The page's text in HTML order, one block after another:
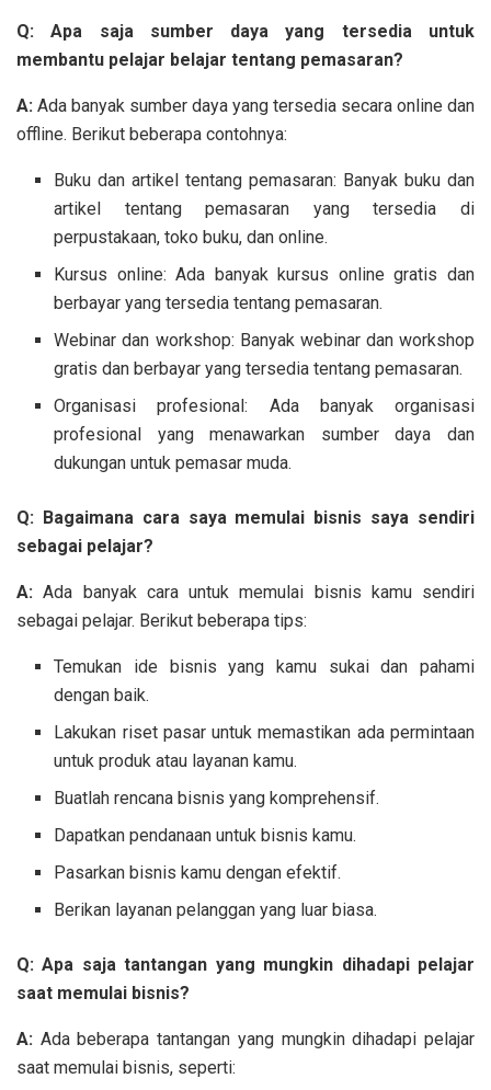
Q: Apa saja sumber daya yang tersedia untuk
membantu pelajar belajar tentang pemasaran?
A: Ada banyak sumber daya yang tersedia secara online dan
offline. Berikut beberapa contohnya:
Buku dan artikel tentang pemasaran: Banyak buku dan
artikel tentang pemasaran yang tersedia di
perpustakaan, toko buku, dan online.
Kursus online: Ada banyak kursus online gratis dan
berbayar yang tersedia tentang pemasaran.
Webinar dan workshop: Banyak webinar dan workshop
gratis dan berbayar yang tersedia tentang pemasaran.
Organisasi profesional: Ada banyak organisasi
profesional yang menawarkan sumber daya dan
dukungan untuk pemasar muda.
Q: Bagaimana cara saya memulai bisnis saya sendiri
sebagai pelajar?
A: Ada banyak cara untuk memulai bisnis kamu sendiri
sebagai pelajar. Berikut beberapa tips:
Temukan ide bisnis yang kamu sukai dan pahami
dengan baik.
Lakukan riset pasar untuk memastikan ada permintaan
untuk produk atau layanan kamu.
Buatlah rencana bisnis yang komprehensif.
Dapatkan pendanaan untuk bisnis kamu.
Pasarkan bisnis kamu dengan efektif.
Berikan layanan pelanggan yang luar biasa.
Q: Apa saja tantangan yang mungkin dihadapi pelajar
saat memulai bisnis?
A: Ada beberapa tantangan yang mungkin dihadapi pelajar
saat memulai bisnis, seperti: